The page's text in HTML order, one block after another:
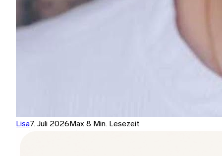
Lisa7. Juli 2026 Max 8 Min. Lesezeit